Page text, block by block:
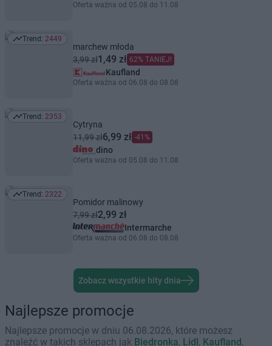
Oferta ważna od 05.08 do 11.08
Trend: 2449
Trend: 2449
marchew młoda
3,99 zł1,49 zł 62% TANIEJ!
Kaufland
Oferta ważna od 06.08 do 08.08
Trend: 2353
Trend: 2353
Cytryna
11,99 zł6,99 zł -41%
dino
Oferta ważna od 05.08 do 11.08
Trend: 2322
Trend: 2322
Pomidor malinowy
7,99 zł2,99 zł
Intermarche
Oferta ważna od 06.08 do 08.08
Zobacz wszystkie hity dnia
Najlepsze promocje
Najlepsze promocje w dniu 06.08.2026, które możesz
znaleźć w takich sklepach jak Biedronka, Lidl, Kaufland,